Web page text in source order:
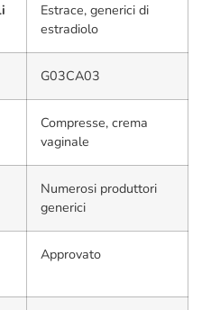
Estrace, generici di
estradiolo
G03CA03
Compresse, crema
vaginale
Numerosi produttori
generici
Approvato